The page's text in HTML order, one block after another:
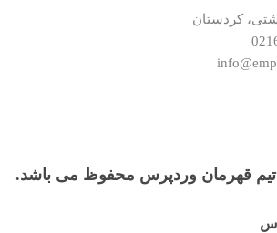
کردستان
قهرمان وردپرس محفوظ می باشد.